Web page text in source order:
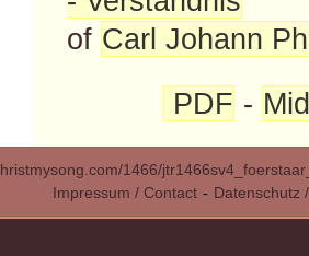
of Carl Johann
PDF -
1466/
Impressum / Contact - Datenschutz